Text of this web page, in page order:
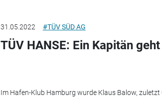
31.05.2022 #TÜV SÜD AG
TÜV HANSE: Ein Kapitän
Im Hafen-Klub Hamburg wurde Klaus Balow, zuletzt